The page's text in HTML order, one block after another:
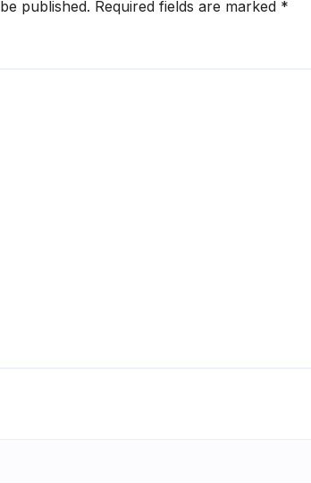
published. Required fields are marked *